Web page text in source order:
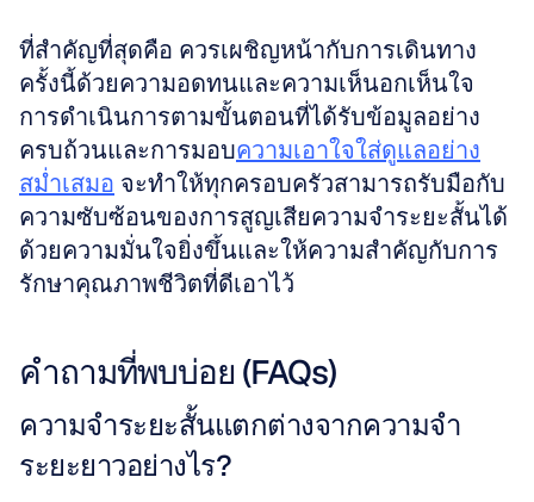
ที่สำคัญที่สุดคือ ควรเผชิญหน้ากับการเดินทาง
ครั้งนี้ด้วยความอดทนและความเห็นอกเห็นใจ
การดำเนินการตามขั้นตอนที่ได้รับข้อมูลอย่าง
ครบถ้วนและการมอบความเอาใจใส่ดูแลอย่าง
สม่ำเสมอ จะทำให้ทุกครอบครัวสามารถรับมือกับ
ความซับซ้อนของการสูญเสียความจำระยะสั้นได้
ด้วยความมั่นใจยิ่งขึ้นและให้ความสำคัญกับการ
รักษาคุณภาพชีวิตที่ดีเอาไว้
คำถามที่พบบ่อย (FAQs)
ความจำระยะสั้นแตกต่างจากความจำ
ระยะยาวอย่างไร?